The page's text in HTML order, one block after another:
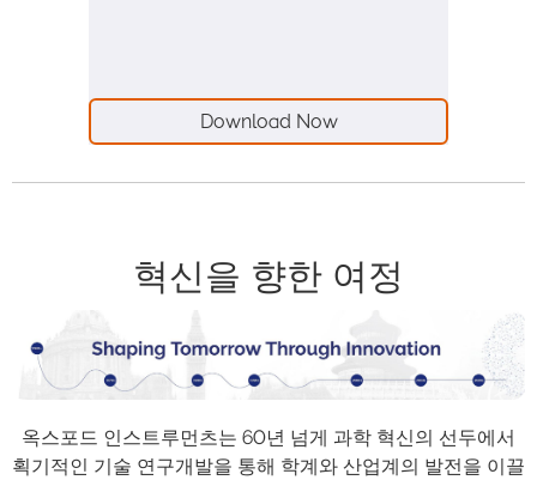
Download Now
혁신을 향한 여정
옥스포드 인스트루먼츠는 60년 넘게 과학 혁신의 선두에서
획기적인 기술 연구개발을 통해 학계와 산업계의 발전을 이끌